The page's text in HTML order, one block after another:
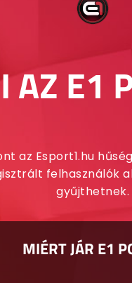
AZ E1
az Esport1.hu
felhasználók
gyűjthetnek.
MIÉRT JÁR E1